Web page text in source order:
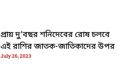
প্রায় দু’বছর শনিদেবের রোষ চলবে
এই রাশির জাতক-জাতিকাদের উপর
July 26, 2023